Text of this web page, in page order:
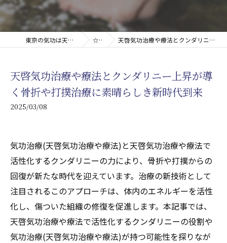
東京の気功は天啓気療院(天啓気功療法治療院) ☆コラム 天啓気功治療や療法とクンダリニー上昇が導く骨折や打撲治療に素晴らしき新時代到来
天啓気功治療や療法とクンダリニー上昇が導
く骨折や打撲治療に素晴らしき新時代到来
2025/03/08
気功治療(天啓気功治療や療法)と天啓気功治療や療法で
活性化するクンダリニーの力により、骨折や打撲からの
回復が新たな時代を迎えています。治療の新技術として
注目されるこのアプローチは、体内のエネルギーを活性
化し、傷ついた組織の修復を促進します。本記事では、
天啓気功治療や療法で活性化するクンダリニーの役割や
気功治療(天啓気功治療や療法)が持つ可能性を探りなが